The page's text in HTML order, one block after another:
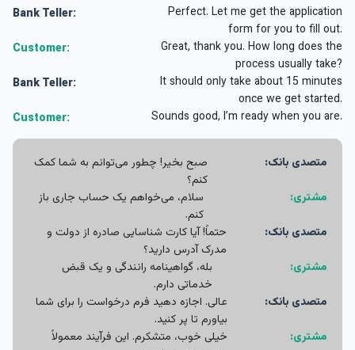
Bank Teller:
Perfect. Let me get the application
form for you to fill out.
Customer:
Great, thank you. How long does the
process usually take?
Bank Teller:
It should only take about 15 minutes
once we get started.
Customer: Sounds good, I’m ready when you are.
متصدی بانک:
صبح بخیر! چطور می‌توانم به شما کمک
کنم؟
مشتری:
سلام، می‌خواهم یک حساب جاری باز
کنم.
متصدی بانک:
حتماً! آیا کارت شناسایی صادره از دولت و
مدرک آدرس دارید؟
مشتری:
بله، گواهینامه رانندگی و یک قبض
خدماتی دارم.
متصدی بانک:
عالی. اجازه دهید فرم درخواست را برای شما
بیاورم تا پر کنید.
مشتری:
خیلی خوب، متشکرم. این فرآیند معمولاً